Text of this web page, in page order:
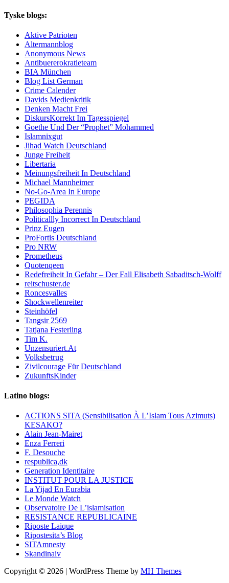
Tyske blogs:
Aktive Patrioten
Altermannblog
Anonymous News
Antibuererokratieteam
BIA München
Blog List German
Crime Calender
Davids Medienkritik
Denken Macht Frei
DiskursKorrekt Im Tagesspiegel
Goethe Und Der “Prophet” Mohammed
Islamnixgut
Jihad Watch Deutschland
Junge Freiheit
Libertaria
Meinungsfreiheit In Deutschland
Michael Mannheimer
No-Go-Area In Europe
PEGIDA
Philosophia Perennis
Politicallly Incorrect In Deutschland
Prinz Eugen
ProFortis Deutschland
Pro NRW
Prometheus
Quotenqeen
Redefreiheit In Gefahr – Der Fall Elisabeth Sabaditsch-Wolff
reitschuster.de
Roncesvalles
Shockwellenreiter
Steinhöfel
Tangsir 2569
Tatjana Festerling
Tim K.
Unzensuriert.At
Volksbetrug
Zivilcourage Für Deutschland
ZukunftsKinder
Latino blogs:
ACTIONS SITA (Sensibilisation À L’Islam Tous Azimuts)
KESAKO?
Alain Jean-Mairet
Enza Ferreri
F. Desouche
respublica,dk
Generation Identitaire
INSTITUT POUR LA JUSTICE
La Yijad En Eurabia
Le Monde Watch
Observatoire De L’islamisation
RESISTANCE REPUBLICAINE
Riposte Laique
Ripostesita’s Blog
SITAmnesty
Skandinaiv
Copyright © 2026 | WordPress Theme by MH Themes